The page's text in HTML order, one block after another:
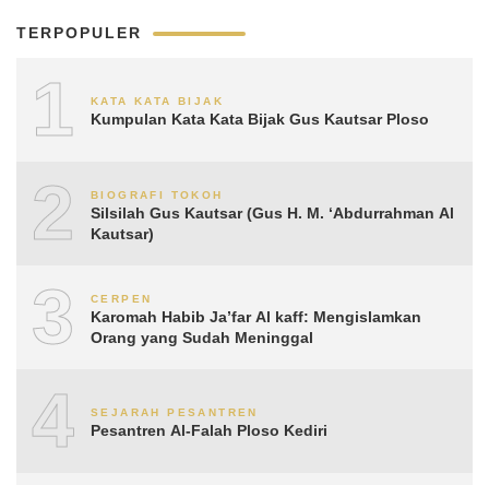
TERPOPULER
1 KATA KATA BIJAK
Kumpulan Kata Kata Bijak Gus Kautsar Ploso
2 BIOGRAFI TOKOH
Silsilah Gus Kautsar (Gus H. M. ‘Abdurrahman Al
Kautsar)
3 CERPEN
Karomah Habib Ja’far Al kaff: Mengislamkan
Orang yang Sudah Meninggal
4 SEJARAH PESANTREN
Pesantren Al-Falah Ploso Kediri